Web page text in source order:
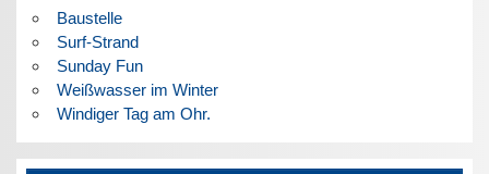
Baustelle
Surf-Strand
Sunday Fun
Weißwasser im Winter
Windiger Tag am Ohr.